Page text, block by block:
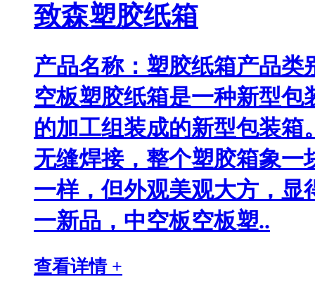
致森塑胶纸箱
产品名称：塑胶纸箱产品
空板塑胶纸箱是一种新型
的加工组装成的新型包装
无缝焊接，整个塑胶箱象
一样，但外观美观大方，
一新品，中空板空板塑..
查看详情 +